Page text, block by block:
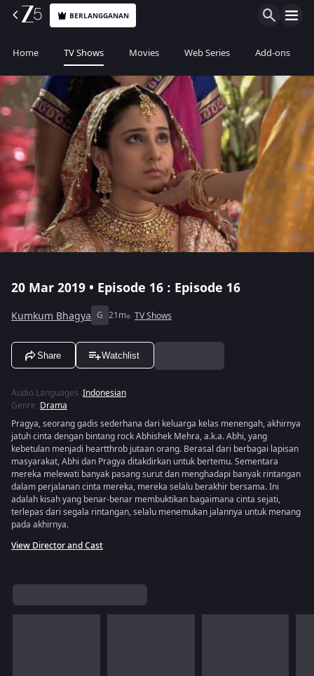
BERLANGGANAN
Home TV Shows Movies Web Series Add-ons
20 Mar 2019 • Episode 16 : Episode 16
Kumkum Bhagya G 21m TV Shows
Share Watchlist
Audio Languages :Indonesian
Genre :Drama
Pragya, seorang gadis sederhana dari keluarga kelas menengah, akhirnya
jatuh cinta dengan bintang rock Abhishek Mehra, a.k.a. Abhi, yang
kebetulan menjadi heartthrob jutaan orang. Berasal dari berbagai lapisan
masyarakat, Abhi dan Pragya ditakdirkan untuk bertemu. Sementara
mereka melewati banyak pasang surut dan menghadapi banyak rintangan
dalam perjalanan cinta mereka, mereka selalu berakhir bersama. Ini
adalah kisah yang benar-benar membuktikan bagaimana cinta sejati,
terlepas dari segala rintangan, selalu menemukan jalannya untuk menang
pada akhirnya.
View Director and Cast